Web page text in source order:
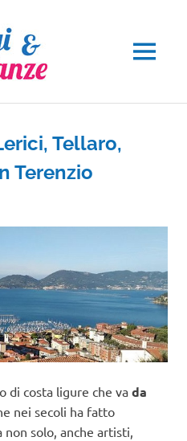
MENU
Tellaro,
Terenzio
di costa ligure che va da
nei secoli ha fatto
solo, anche artisti,